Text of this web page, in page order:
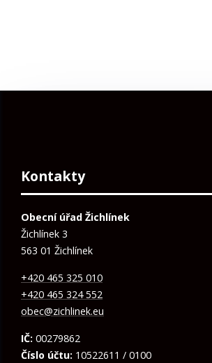
Kontakty
Obecní úřad Žichlínek
Žichlínek 3
563 01 Žichlínek
+420 465 325 010
+420 465 324 552
obec@zichlinek.eu
IČ: 00279862
Číslo účtu: 10522611 / 0100